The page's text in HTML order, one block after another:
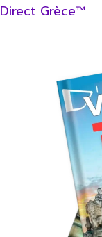
Direct Grèce™